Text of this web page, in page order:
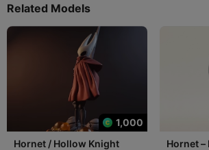
Related Models
1,000
Hornet / Hollow Knight
Hornet